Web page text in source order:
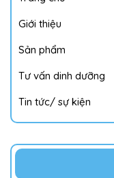
Giới thiệu
Sản phẩm
Tư vấn dinh dưỡng
Tin tức/ sự kiện